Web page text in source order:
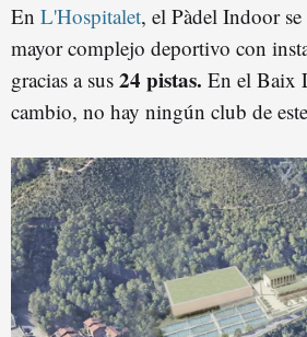
En L'Hospitalet, el Pàdel Indoor
mayor complejo deportivo con
gracias a sus 24 pistas. En el Baix
cambio, no hay ningún club de